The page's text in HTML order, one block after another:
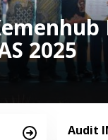
2025
Audit